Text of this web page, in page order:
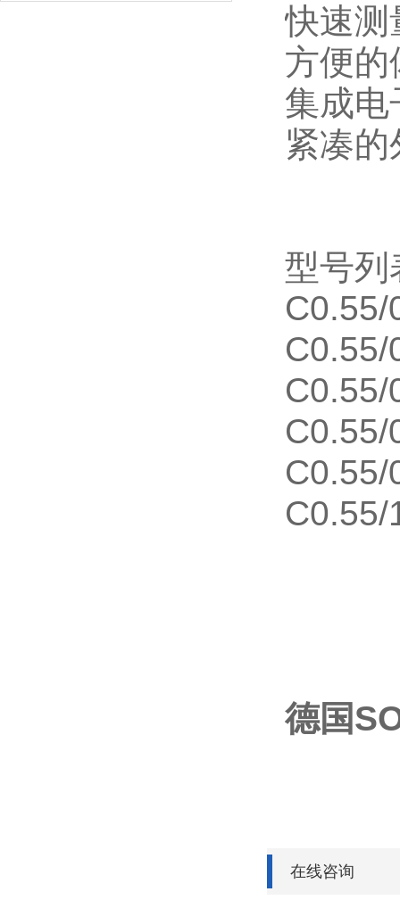
快速测
方便的
集成电
紧凑
型号列
C0.55/
C0.55/
C0.55/
C0.55/
C0.55/
C0.55/
德国
在线咨询